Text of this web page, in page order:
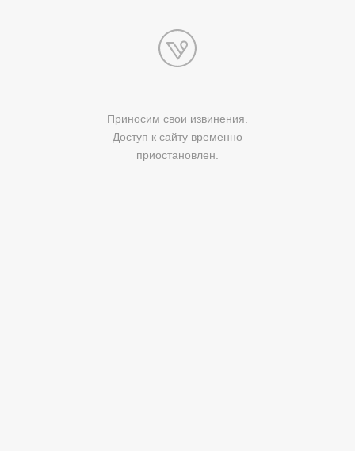
Приносим свои извинения.
Доступ к сайту временно
приостановлен.